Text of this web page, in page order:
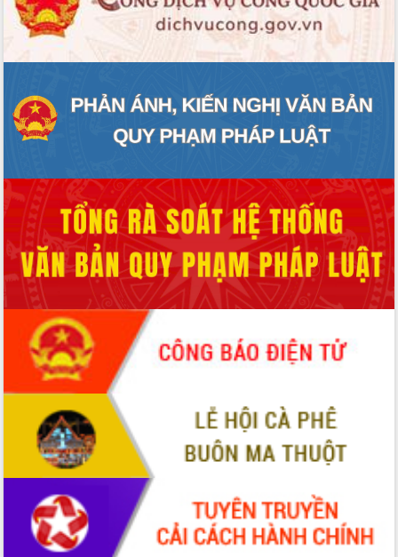
Hội thảo góp ý hồ sơ điều chỉnh quy
hoạch tỉnh Đắk Lắk thời kỳ 2021-2030,
tầm nhìn đến năm 2050
Nâng cao hiệu quả hoạt động của các
Hội nghị triển khai kết nối mạng
truyền số liệu chuyên dùng phục vụ cơ
quan Đảng, Nhà nước
tay làm sạch môi trường
Xã Ea Kar bước chuyển mình trong
công tác cải cách hành chính mô hình
mới
UBND tỉnh họp báo định kỳ tháng 4
năm 2026
Hội thảo khoa học “Giải pháp thúc đẩy
phát triển nền kinh tế xanh tại tỉnh
Đắk Lắk”
Tăng cường giám sát, đôn đốc thực
hiện nhiệm vụ quản lý tài sản công
hàng tuần
Tháo gỡ những vướng mắc, đẩy mạnh
công tác cải cách thủ tục hành chính
tại Trung tâm Phục vụ hành chính
công tỉnh
Đắk Lắk: Tôn vinh 46 giải pháp tại Hội
thi Sáng tạo Kỹ thuật 2024 - 2025
Đắk Lắk rà soát, điều chỉnh Đề án 190
về phát triển nuôi trồng thủy sản